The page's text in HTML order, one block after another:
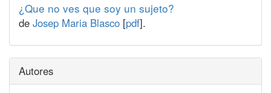
¿Que no ves que soy un sujeto?
de Josep Maria Blasco [pdf].
Autores